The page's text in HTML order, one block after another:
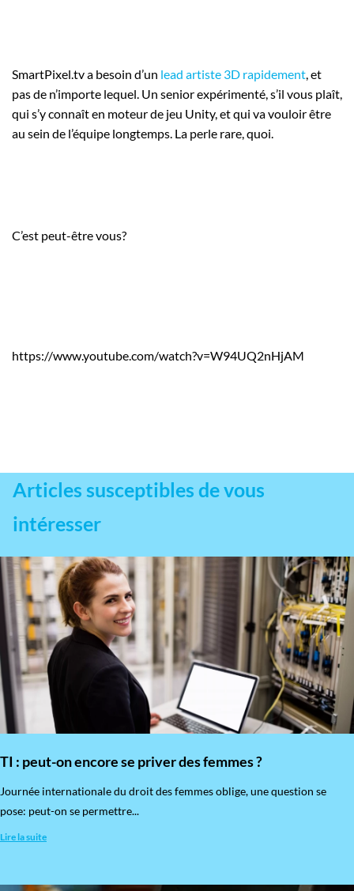
SmartPixel.tv a besoin d’un lead artiste 3D rapidement, et
pas de n’importe lequel. Un senior expérimenté, s’il vous plaît,
qui s’y connaît en moteur de jeu Unity, et qui va vouloir être
au sein de l’équipe longtemps. La perle rare, quoi.
C’est peut-être vous?
https://www.youtube.com/watch?v=W94UQ2nHjAM
Articles susceptibles de vous
intéresser
TI : peut-on encore se priver des femmes ?
​Journée internationale du droit des femmes oblige, une question se
pose: peut-on se permettre...
Lire la suite